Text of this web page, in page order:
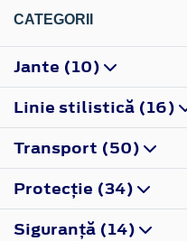
CATEGORII
Jante (10)
Linie stilistică (16)
Transport (50)
Protecţie (34)
Siguranţă (14)